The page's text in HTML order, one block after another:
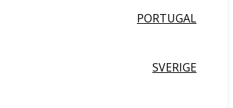
PORTUGAL
SVERIGE